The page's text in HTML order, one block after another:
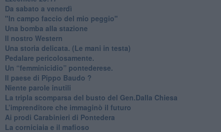
Da sabato a venerdì
"In campo faccio del mio peggio"
Una bomba alla stazione
Il nostro Western
Una storia delicata. (Le mani in testa)
Pedalare pericolosamente.
Un “femminicidio” pontederese.
Il paese di Pippo Baudo ?
Niente parole inutili
La tripla scomparsa del busto del Gen.Dalla Chiesa
​L’imprenditore che immaginò il futuro
Ai prodi Carabinieri di Pontedera
​La corniciaia e il mafioso